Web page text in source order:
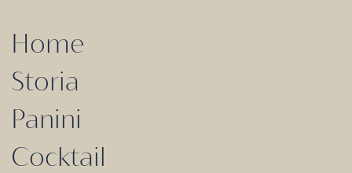
Home
Storia
Panini
Cocktail